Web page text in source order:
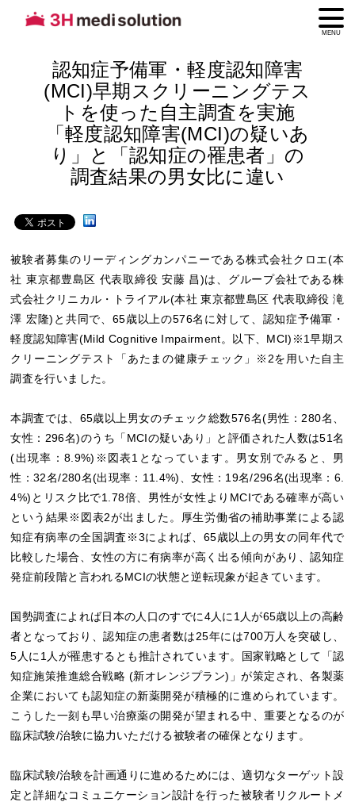
MENU
認知症予備軍・軽度認知障害
(MCI)早期スクリーニングテス
トを使った自主調査を実施
「軽度認知障害(MCI)の疑いあ
り」と「認知症の罹患者」の
調査結果の男女比に違い
被験者募集のリーディングカンパニーである株式会社クロエ(本
社 東京都豊島区 代表取締役 安藤 昌)は、グループ会社である株
式会社クリニカル・トライアル(本社 東京都豊島区 代表取締役 滝
澤 宏隆)と共同で、65歳以上の576名に対して、認知症予備軍・
軽度認知障害(Mild Cognitive Impairment。以下、MCI)※1早期ス
クリーニングテスト「あたまの健康チェック」※2を用いた自主
調査を行いました。
本調査では、65歳以上男女のチェック総数576名(男性：280名、
女性：296名)のうち「MCIの疑いあり」と評価された人数は51名
(出現率：8.9%)※図表1となっています。男女別でみると、男
性：32名/280名(出現率：11.4%)、女性：19名/296名(出現率：6.
4%)とリスク比で1.78倍、男性が女性よりMCIである確率が高い
という結果※図表2が出ました。厚生労働省の補助事業による認
知症有病率の全国調査※3によれば、65歳以上の男女の同年代で
比較した場合、女性の方に有病率が高く出る傾向があり、認知症
発症前段階と言われるMCIの状態と逆転現象が起きています。
国勢調査によれば日本の人口のすでに4人に1人が65歳以上の高齢
者となっており、認知症の患者数は25年には700万人を突破し、
5人に1人が罹患するとも推計されています。国家戦略として「認
知症施策推進総合戦略 (新オレンジプラン)」が策定され、各製薬
企業においても認知症の新薬開発が積極的に進められています。
こうした一刻も早い治療薬の開発が望まれる中、重要となるのが
臨床試験/治験に協力いただける被験者の確保となります。
臨床試験/治験を計画通りに進めるためには、適切なターゲット設
定と詳細なコミュニケーション設計を行った被験者リクルートメ